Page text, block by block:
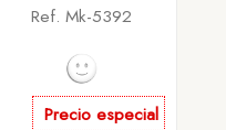
Ref. Mk-5392
Precio especial